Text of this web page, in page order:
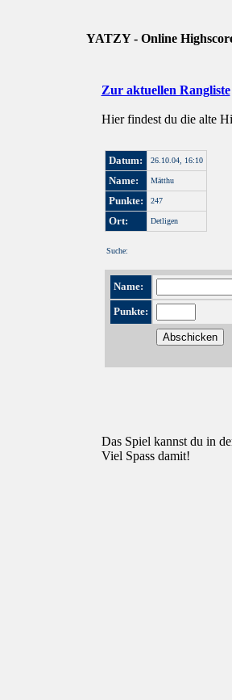
YATZY - Online
Zur aktuellen Rangliste
Hier findest du die alte
Datum: 26.10.04, 16:10
Name: Mätthu
Punkte: 247
Ort: Detligen
Suche:
Name:
Punkte:
Das Spiel kannst du in
Viel Spass damit!